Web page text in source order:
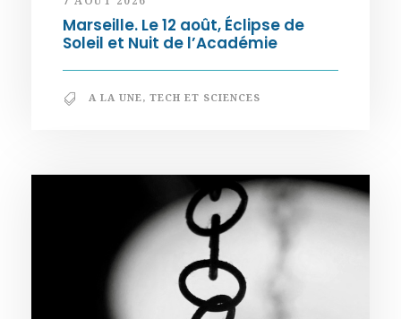
Marseille. Le 12 août, Éclipse de
Soleil et Nuit de l’Académie
A LA UNE, TECH ET SCIENCES